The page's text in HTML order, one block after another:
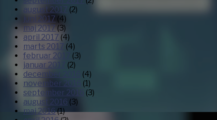
august 2017 (2)
juni 2017 (4)
maj 2017(3)
april 2017 (4)
marts 2017
(4)
februar 2017
(3)
januar 2017
(2)
december 2016
(4)
november 2016
(1)
september 2016
(3)
august 2016 (3)
maj 2016(1)